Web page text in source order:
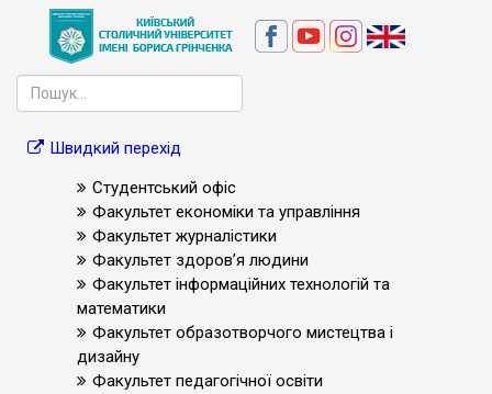
Швидкий перехід
Студентський офіс
Факультет економіки та управління
Факультет журналістики
Факультет здоров’я людини
Факультет інформаційних технологій та
математики
Факультет образотворчого мистецтва і
дизайну
Факультет педагогічної освіти